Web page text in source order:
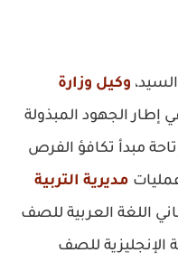
وكيل وزارة
إطار الجهود المبذولة
مبدأ تكافؤ الفرص
مديرية التربية
اللغة العربية للصف
الإنجليزية للصف